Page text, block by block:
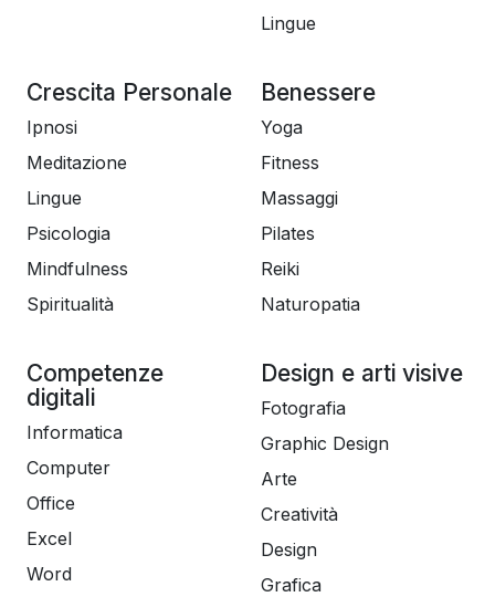
Lingue
Crescita Personale
Ipnosi
Meditazione
Lingue
Psicologia
Mindfulness
Spiritualità
Benessere
Yoga
Fitness
Massaggi
Pilates
Reiki
Naturopatia
Competenze
digitali
Informatica
Computer
Office
Excel
Word
Design e arti visive
Fotografia
Graphic Design
Arte
Creatività
Design
Grafica